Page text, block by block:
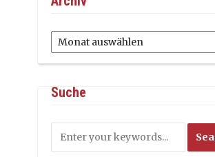
Archiv
Suche